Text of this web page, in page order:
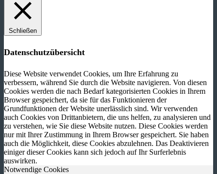
Schließen
Datenschutzübersicht
Diese Website verwendet Cookies, um Ihre Erfahrung zu
verbessern, während Sie durch die Website navigieren. Von diesen
Cookies werden die nach Bedarf kategorisierten Cookies in Ihrem
Browser gespeichert, da sie für das Funktionieren der
Grundfunktionen der Website unerlässlich sind. Wir verwenden
auch Cookies von Drittanbietern, die uns helfen, zu analysieren und
zu verstehen, wie Sie diese Website nutzen. Diese Cookies werden
nur mit Ihrer Zustimmung in Ihrem Browser gespeichert. Sie haben
auch die Möglichkeit, diese Cookies abzulehnen. Das Deaktivieren
einiger dieser Cookies kann sich jedoch auf Ihr Surferlebnis
auswirken.
Notwendige Cookies